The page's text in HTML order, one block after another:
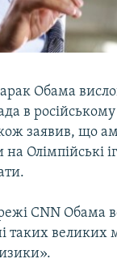
Обама
в російському
заявив, що
Олімпійські
CNN Обама
таких великих